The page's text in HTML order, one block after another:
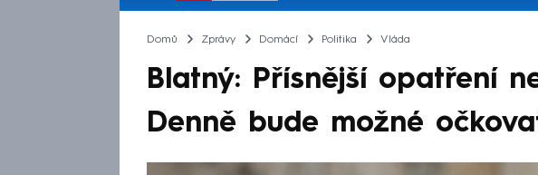
Pořady
Domů Zprávy Domácí Politika Vláda
Blatný: Přísnější opatření
Denně bude možné